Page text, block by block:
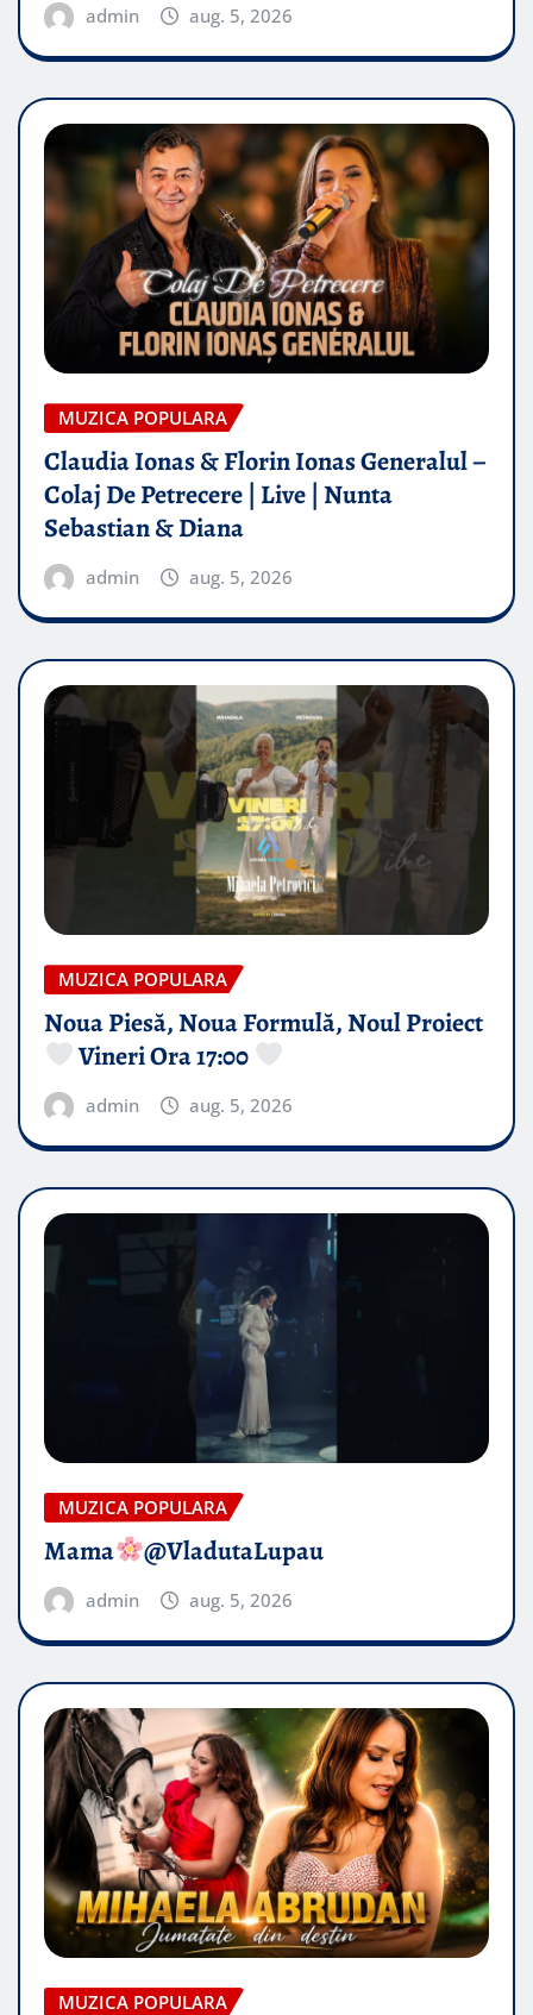
admin aug. 5, 2026
MUZICA POPULARA
Claudia Ionas & Florin Ionas Generalul –
Colaj De Petrecere | Live | Nunta
Sebastian & Diana
admin aug. 5, 2026
MUZICA POPULARA
Noua Piesă, Noua Formulă, Noul Proiect
Vineri Ora 17:00
admin aug. 5, 2026
MUZICA POPULARA
Mama @VladutaLupau
admin aug. 5, 2026
MUZICA POPULARA